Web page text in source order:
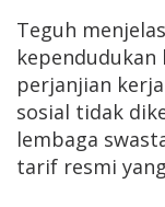
Teguh
kependudukan
perjanjian
sosial tidak
lembaga
tarif resmi